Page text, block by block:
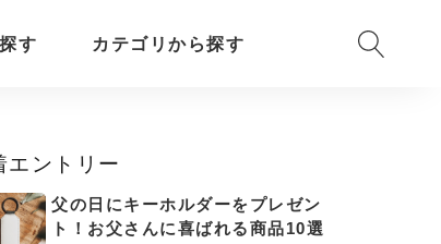
す カテゴリから探す
エントリー
父の日にキーホルダーをプレゼン
ト！お父さんに喜ばれる商品10選